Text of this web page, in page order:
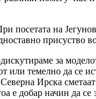
посетата на
присуство
за
или темелно да се
Ирска
е добар начин да се